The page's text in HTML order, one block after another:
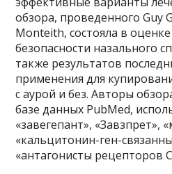
обзора, проведенного Guy
Monteith, состояла в
безопасности назального
также результатов
применения для
с аурой и без. Авторы
базе данных PubMed,
«завегепант», «Завзпрет»,
«кальцитонин-ген-
«антагонисты рецепторов